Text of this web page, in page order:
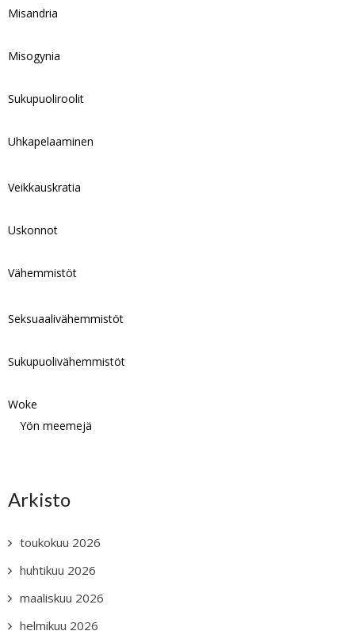
Misandria
Misogynia
Sukupuoliroolit
Uhkapelaaminen
Veikkauskratia
Uskonnot
Vähemmistöt
Seksuaalivähemmistöt
Sukupuolivähemmistöt
Woke
Yön meemejä
Arkisto
toukokuu 2026
huhtikuu 2026
maaliskuu 2026
helmikuu 2026